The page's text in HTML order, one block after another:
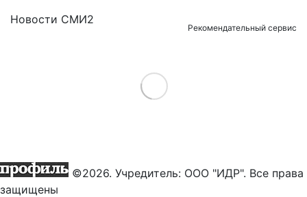
Новости СМИ2
Рекомендательный сервис
Load More
©2026. Учредитель: ООО "ИДР". Все права
защищены